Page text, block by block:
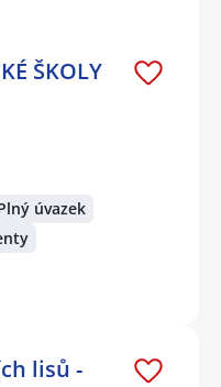
ŠKOLY
úvazek
lisů -